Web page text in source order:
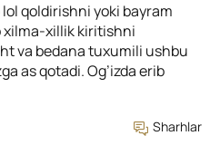
qoldirishni yoki bayram
xilma-xillik kiritishni
va bedana tuxumili ushbu
as qotadi. Og’izda erib
Sharhlar